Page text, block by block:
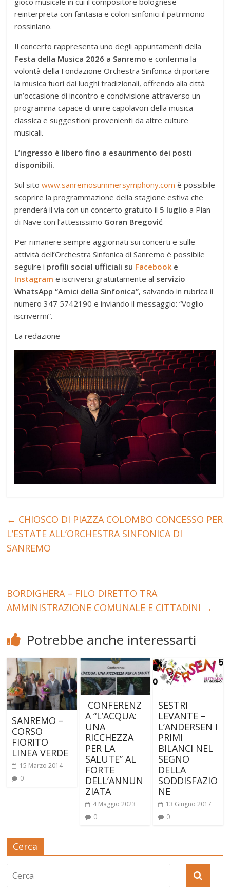
reinterpreta con fantasia e colori sinfonici il patrimonio
rossiniano.
Il concerto rappresenta uno degli appuntamenti della
Festa della Musica 2026 a Sanremo e conferma la
volontà della Fondazione Orchestra Sinfonica di portare
la musica fuori dai luoghi tradizionali, offrendo alla città
un’occasione di incontro e condivisione attraverso un
programma capace di unire capolavori della musica
classica e suggestioni provenienti da altre culture
musicali.
L’ingresso è libero fino a esaurimento dei posti
disponibili.
Sul sitowww.sanremosummersymphony.com è possibile
scoprire la programmazione della stagione estiva che
prenderà il via con un concerto gratuito il 5 luglio a Pian
di Nave con l’attesissimo Goran Bregović.
Per rimanere sempre aggiornati sui concerti e sulle
attività dell’Orchestra Sinfonica di Sanremo è possibile
seguire i profili social ufficiali su Facebook e
Instagram e iscriversi gratuitamente al servizio
WhatsApp “Amici della Sinfonica”, salvando in rubrica il
numero 347 5742190 e inviando il messaggio: “Voglio
iscrivermi”.
La redazione
← CHIOSCO DI PIAZZA COLOMBO CONCESSO PER
L’ESTATE ALL’ORCHESTRA SINFONICA DI
SANREMO
BORDIGHERA – FILO DIRETTO TRA
AMMINISTRAZIONE COMUNALE E CITTADINI →
Potrebbe anche interessarti
SANREMO –
CORSO
FIORITO
LINEA VERDE
15 Marzo 2014
0
CONFERENZ
A “L’ACQUA:
UNA
RICCHEZZA
PER LA
SALUTE” AL
FORTE
DELL’ANNUN
ZIATA
4 Maggio 2023
0
SESTRI
LEVANTE –
L’ANDERSEN I
PRIMI
BILANCI NEL
SEGNO
DELLA
SODDISFAZIO
NE
13 Giugno 2017
0
Cerca